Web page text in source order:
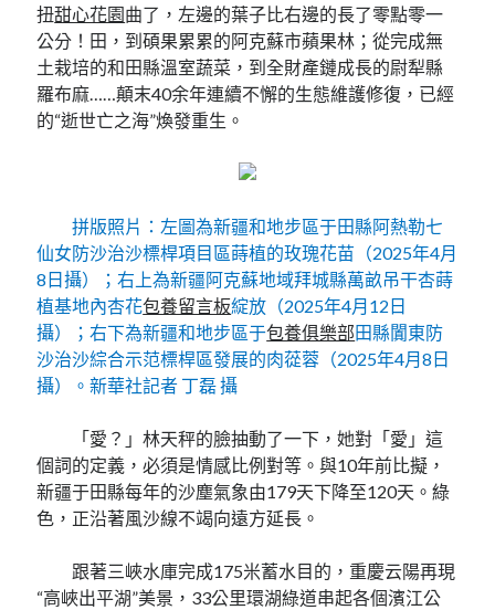
扭甜心花園曲了，左邊的葉子比右邊的長了零點零一
公分！田，到碩果累累的阿克蘇市蘋果林；從完成無
土栽培的和田縣溫室蔬菜，到全財產鏈成長的尉犁縣
羅布麻……顛末40余年連續不懈的生態維護修復，已經
的“逝世亡之海”煥發重生。
拼版照片：左圖為新疆和地步區于田縣阿熱勒七
仙女防沙治沙標桿項目區蒔植的玫瑰花苗（2025年4月
8日攝）；右上為新疆阿克蘇地域拜城縣萬畝吊干杏蒔
植基地內杏花包養留言板綻放（2025年4月12日
攝）；右下為新疆和地步區于包養俱樂部田縣闐東防
沙治沙綜合示范標桿區發展的肉蓯蓉（2025年4月8日
攝）。新華社記者 丁磊 攝
「愛？」林天秤的臉抽動了一下，她對「愛」這
個詞的定義，必須是情感比例對等。與10年前比擬，
新疆于田縣每年的沙塵氣象由179天下降至120天。綠
色，正沿著風沙線不竭向遠方延長。
跟著三峽水庫完成175米蓄水目的，重慶云陽再現
“高峽出平湖”美景，33公里環湖綠道串起各個濱江公